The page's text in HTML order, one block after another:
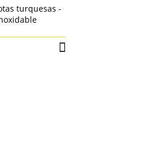
turquesas -